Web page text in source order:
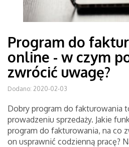
Program do
online - w czym
zwrócić uwagę?
Dodano: 2020-02-03
Dobry program do fakturowania
prowadzeniu sprzedaży. Jakie
program do fakturowania, na co
on usprawnić codzienną pracę?